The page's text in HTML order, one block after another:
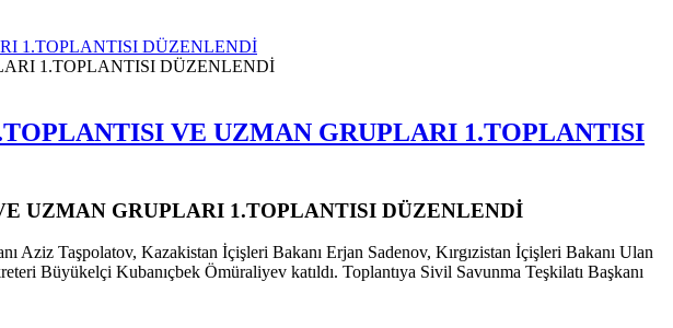
1.TOPLANTISI DÜZENLENDİ
VE UZMAN GRUPLARI 1.TOPLANTISI
UZMAN GRUPLARI 1.TOPLANTISI DÜZENLENDİ
Taşpolatov, Kazakistan İçişleri Bakanı Erjan Sadenov, Kırgızistan İçişleri Bakanı Ulan
Büyükelçi Kubanıçbek Ömüraliyev katıldı. Toplantıya Sivil Savunma Teşkilatı Başkanı